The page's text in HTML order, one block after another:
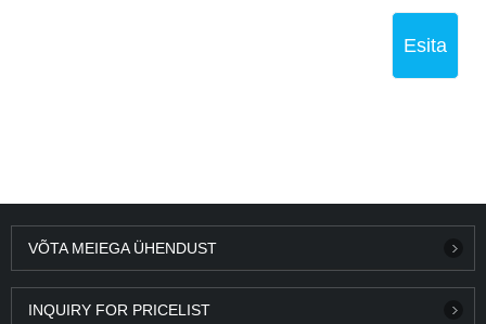
Esita
VÕTA MEIEGA ÜHENDUST
INQUIRY FOR PRICELIST